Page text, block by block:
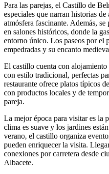
Para las parejas, el Castillo de
especiales que narran historias
atmósfera fascinante. Además,
en salones históricos, donde la
entorno único. Los paseos por el
empedradas y su encanto
El castillo cuenta con alojamiento
con estilo tradicional, perfectas
restaurante ofrece platos típicos
con productos locales y de
pareja.
La mejor época para visitar es la
clima es suave y los jardines
verano, el castillo organiza
pueden enriquecer la visita.
conexiones por carretera desde
Albacete.